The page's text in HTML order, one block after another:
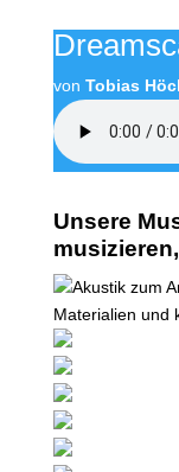
von Tobias
Unsere